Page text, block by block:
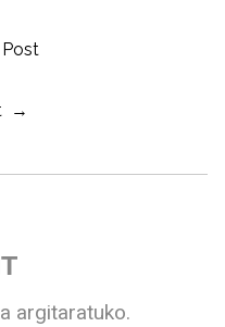
→
argitaratuko.